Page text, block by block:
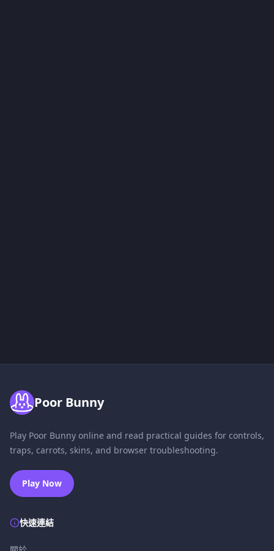
Poor Bunny
Play Poor Bunny online and read practical guides for controls,
traps, carrots, skins, and browser troubleshooting.
Play Now
快速連結